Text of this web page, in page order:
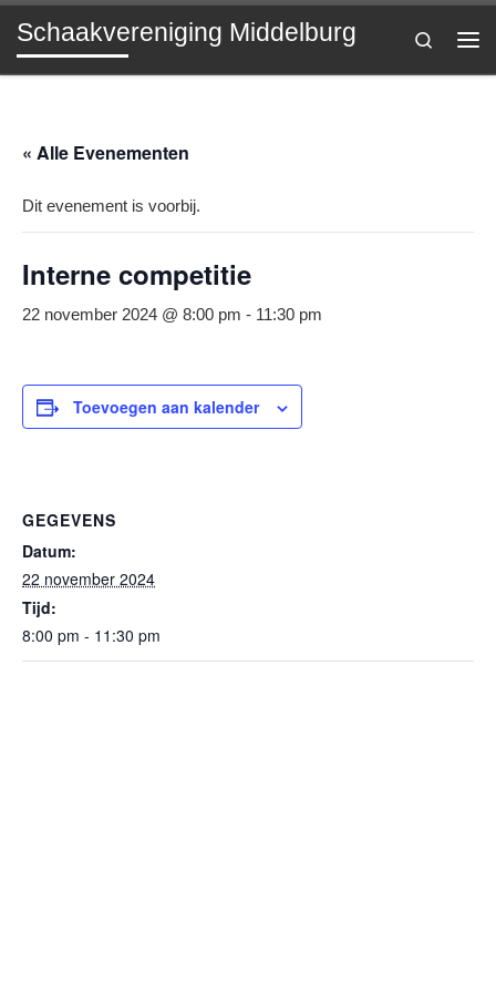
Ga naar inhoud
Schaakvereniging Middelburg
Search
« Alle Evenementen
Dit evenement is voorbij.
Interne competitie
22 november 2024 @ 8:00 pm - 11:30 pm
Toevoegen aan kalender
GEGEVENS
Datum:
22 november 2024
Tijd:
8:00 pm - 11:30 pm